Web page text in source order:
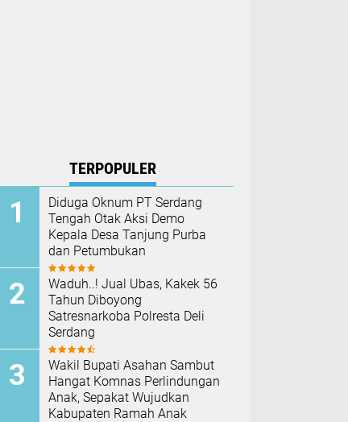
TERPOPULER
Diduga Oknum PT Serdang
Tengah Otak Aksi Demo
Kepala Desa Tanjung Purba
dan Petumbukan
Waduh..! Jual Ubas, Kakek 56
Tahun Diboyong
Satresnarkoba Polresta Deli
Serdang
Wakil Bupati Asahan Sambut
Hangat Komnas Perlindungan
Anak, Sepakat Wujudkan
Kabupaten Ramah Anak